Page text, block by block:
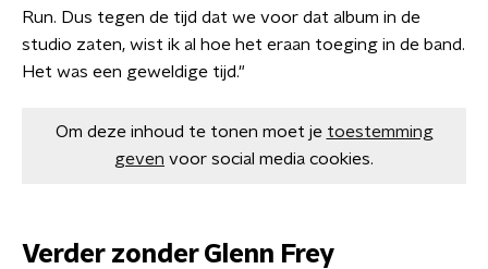
Run. Dus tegen de tijd dat we voor dat album in de
studio zaten, wist ik al hoe het eraan toeging in de band.
Het was een geweldige tijd."
Om deze inhoud te tonen moet je toestemming
geven voor social media cookies.
Verder zonder Glenn Frey